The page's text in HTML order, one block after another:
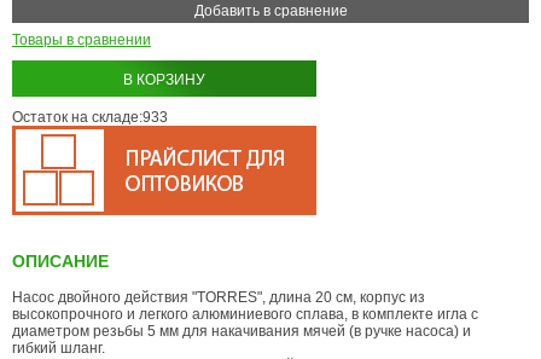
Добавить в сравнение
Товары в сравнении
В КОРЗИНУ
Остаток на складе:933
ОПИСАНИЕ
Насос двойного действия "TORRES", длина 20 см, корпус из
высокопрочного и легкого алюминиевого сплава, в комплекте игла с
диаметром резьбы 5 мм для накачивания мячей (в ручке насоса) и
гибкий шланг.